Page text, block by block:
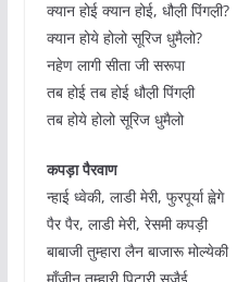
क्यान होई क्यान होई, धौल़ी पिंगल़ी?
क्यान होये होलो सूरिज धुमैलो?
नहेण लागी सीता जी सरूपा
तब होई तब होई धौल़ी पिंगल़ी
तब होये होलो सूरिज धुमैलो
कपड़ा पैरवाण
न्हाई ध्वेकी, लाडी मेरी, फुरपूर्या ह्वेगे
पैर पैर, लाडी मेरी, रेसमी कपड़ी
बाबाजी तुम्हारा लैन बाजारू मोल्येकी